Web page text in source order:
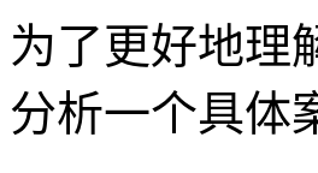
为了更好地理
分析一个具体